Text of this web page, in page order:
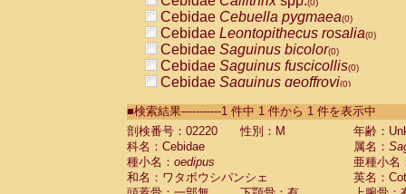
(0)
Cebidae Cebuella pygmaea(0)
Cebidae Leontopithecus rosalia(0)
Cebidae Saguinus bicolor(0)
Cebidae Saguinus fuscicollis(0)
Cebidae Saguinus geoffroyi(0)
CebidaeSaguinus labiatus(0)
Cebidae Saguinus leucopus (0)
Cebidae
Cebidae
CebidaeSaguinus nigricollis (0)
■検索結果-----------1 件中 1 件から 1 件を表示中
剖検番号：02220
性別：M
年齢：
科名：Cebidae
属名：
種小名： oedipus
亜種小名
和名：ワタボウシパンシェ
英名：